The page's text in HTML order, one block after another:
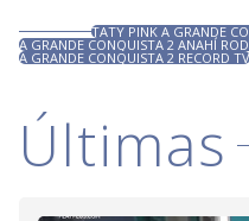
TATY PINK A GRANDE
A GRANDE CONQUISTA 2 ANAHÍ
A GRANDE CONQUISTA 2 RECORD TV
Últimas